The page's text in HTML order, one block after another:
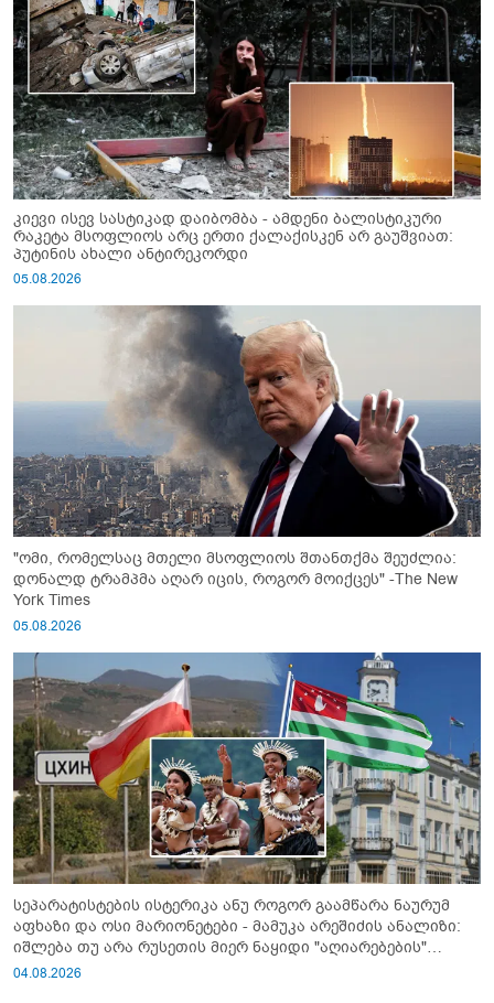
კიევი ისევ სასტიკად დაიბომბა - ამდენი ბალისტიკური
რაკეტა მსოფლიოს არც ერთი ქალაქისკენ არ გაუშვიათ:
პუტინის ახალი ანტირეკორდი
05.08.2026
"ომი, რომელსაც მთელი მსოფლიოს შთანთქმა შეუძლია:
დონალდ ტრამპმა აღარ იცის, როგორ მოიქცეს" -The New
York Times
05.08.2026
სეპარატისტების ისტერიკა ანუ როგორ გაამწარა ნაურუმ
აფხაზი და ოსი მარიონეტები - მამუკა არეშიძის ანალიზი:
იშლება თუ არა რუსეთის მიერ ნაყიდი "აღიარებების"
სისტემა?!
04.08.2026